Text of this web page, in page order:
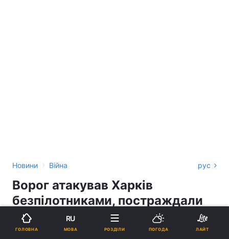
Новини › Війна рус
Ворог атакував Харків
безпілотниками, постраждали
п’ять осіб, - ОВА
ГОЛОВНА
RU
МОВА РОЗДІЛИ ПОГОДА ЛАЙТ